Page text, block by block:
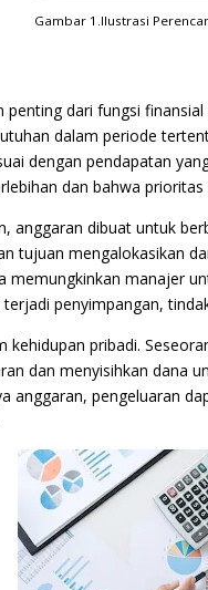
Gambar 1.Ilustrasi
penting dari fungsi
dalam periode
dengan pendapatan
dan bahwa
anggaran dibuat untuk
tujuan mengalokasikan
memungkinkan manajer
terjadi penyimpangan,
kehidupan pribadi.
dan menyisihkan dana
anggaran, pengeluaran